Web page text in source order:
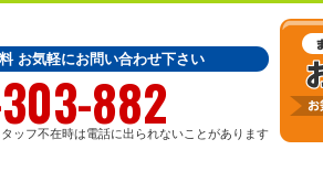
お気軽にお問い合わせ下さい
882
フ不在時は電話に出られないことがあります